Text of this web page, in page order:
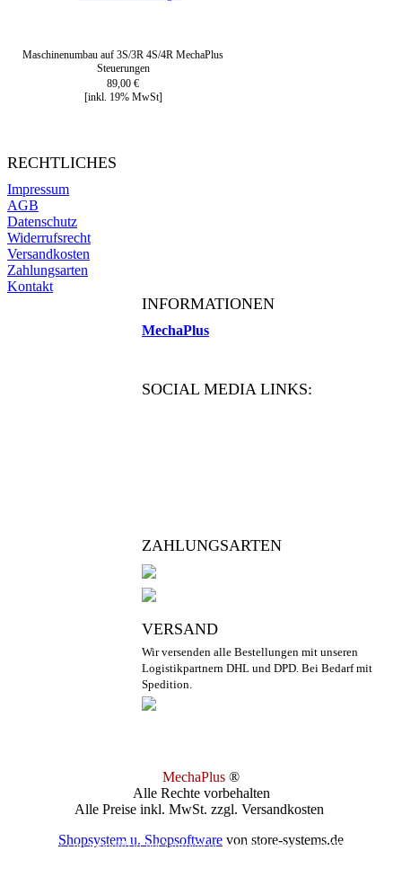
Maschinenumbau auf 3S/3R 4S/4R MechaPlus
Steuerungen
89,00 €
[inkl. 19% MwSt]
© 2017 cnc-modellbau.net | info@cnc-modellbau.net | +49 (0)7952 9212
RECHTLICHES
Impressum
AGB
Datenschutz
Widerrufsrecht
Versandkosten
Zahlungsarten
Kontakt
INFORMATIONEN
MechaPlus
SOCIAL MEDIA LINKS:
ZAHLUNGSARTEN
VERSAND
Wir versenden alle Bestellungen mit unseren
Logistikpartnern DHL und DPD. Bei Bedarf mit
Spedition.
MechaPlus ®
Alle Rechte vorbehalten
Alle Preise inkl. MwSt. zzgl. Versandkosten
Shopsystem u. Shopsoftware von store-systems.de